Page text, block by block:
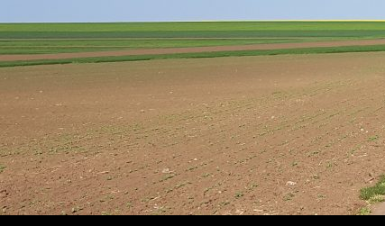
to
content